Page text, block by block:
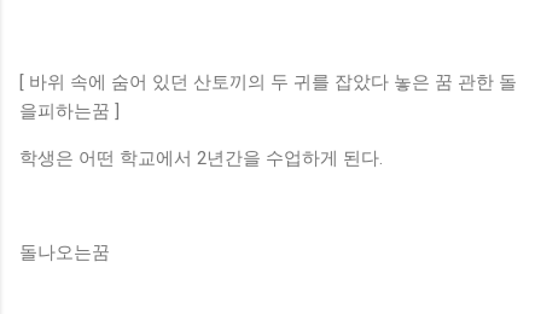
[ 바위 속에 숨어 있던 산토끼의 두 귀를 잡았다 놓은 꿈 관한 돌
을피하는꿈 ]
학생은 어떤 학교에서 2년간을 수업하게 된다.
돌나오는꿈